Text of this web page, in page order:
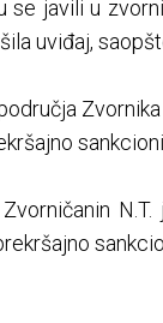
se javili u
uviđaj,